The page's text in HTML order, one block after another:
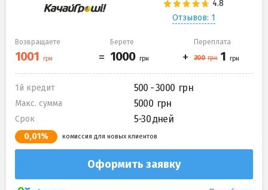
Отзывов: 1
Возвращаете Берете Переплата
1й кредит 500 - 3000
Макс. сумма 5000
Срок 5-30 дней
0,01% комиссия для новых клиентов
Оформить заявку